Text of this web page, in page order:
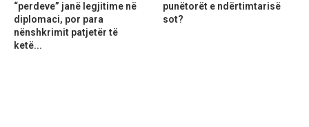
“perdeve” janë legjitime në
diplomaci, por para
nënshkrimit patjetër të
ketë...
punëtorët e ndërtimtarisë
sot?